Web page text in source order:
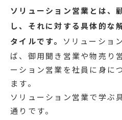
ソリューション営業とは、
し、それに対する具体的な
タイルです。
ソリューショ
ば、御用聞き営業や物売り
ーション営業を社員に身に
ます。
ソリューション営業で学ぶ
通りです。